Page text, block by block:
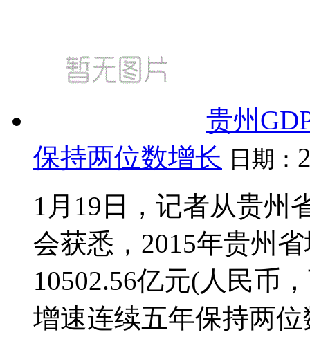
贵州
保持两位数增长 日期：
1月19日，记者从贵州
会获悉，2015年贵州
10502.56亿元(人民币
增速连续五年保持两